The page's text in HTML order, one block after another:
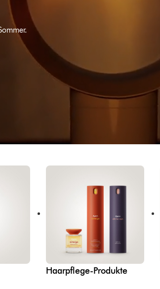
Haarpflege-Produkte